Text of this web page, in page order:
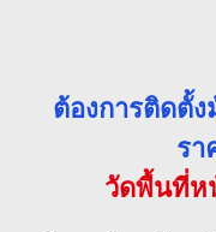
ต้องการติดตั้
รา
วัดพื้นที่ห